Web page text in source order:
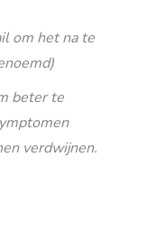
om het na te
beter te
verdwijnen.